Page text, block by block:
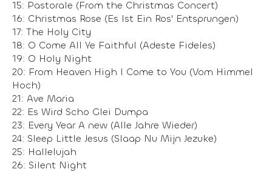
15: Pastorale (From the Christmas Concert)
16: Christmas Rose (Es Ist Ein Ros' Entsprungen)
17: The Holy City
18: O Come All Ye Faithful (Adeste Fideles)
19: O Holy Night
20: From Heaven High I Come to You (Vom Himmel
Hoch)
21: Ave Maria
22: Es Wird Scho Glei Dumpa
23: Every Year A new (Alle Jahre Wieder)
24: Sleep Little Jesus (Slaap Nu Mijn Jezuke)
25: Hallelujah
26: Silent Night